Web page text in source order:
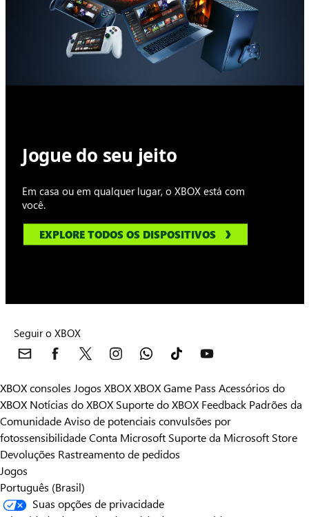
Jogue do seu jeito
Em casa ou em qualquer lugar, o XBOX está com
você.
EXPLORE TODOS OS DISPOSITIVOS
Seguir o XBOX
XBOX consoles Jogos XBOXXBOX Game Pass Acessórios do
XBOX Notícias do XBOX Suporte do XBOX Feedback Padrões da
ComunidadeAviso de potenciais convulsões por
fotossensibilidadeConta Microsoft Suporte da Microsoft Store
Devoluções Rastreamento de pedidos
Jogos
Português (Brasil)
Suas opções de privacidade